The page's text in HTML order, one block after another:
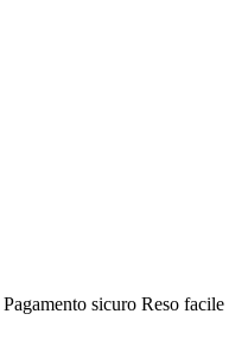
Pagamento sicuro Reso facile